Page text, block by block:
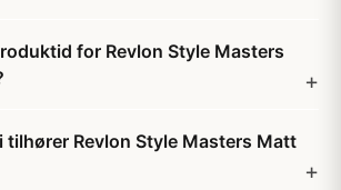
for Revlon Style Masters
tilhører Revlon Style Masters Matt